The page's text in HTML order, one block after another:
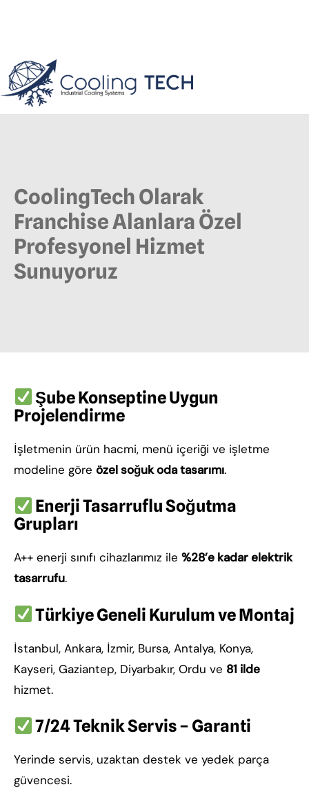
CoolingTech Olarak
Franchise Alanlara Özel
Profesyonel Hizmet
Sunuyoruz
Şube Konseptine Uygun
Projelendirme
İşletmenin ürün hacmi, menü içeriği ve işletme
modeline göre özel soğuk oda tasarımı.
Enerji Tasarruflu Soğutma
Grupları
A++ enerji sınıfı cihazlarımız ile %28’e kadar elektrik
tasarrufu.
Türkiye Geneli Kurulum ve Montaj
İstanbul, Ankara, İzmir, Bursa, Antalya, Konya,
Kayseri, Gaziantep, Diyarbakır, Ordu ve 81 ilde
hizmet.
7/24 Teknik Servis – Garanti
Yerinde servis, uzaktan destek ve yedek parça
güvencesi.